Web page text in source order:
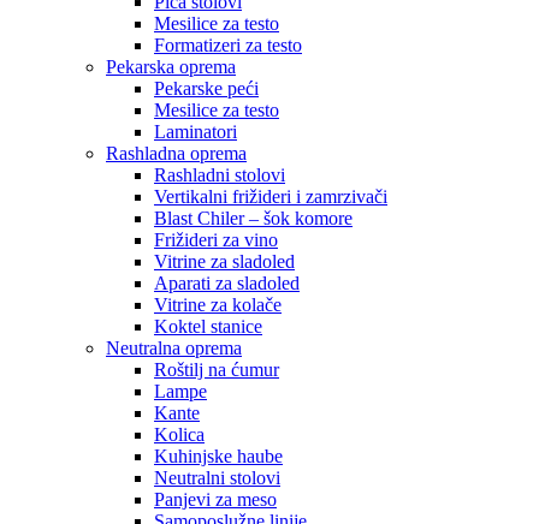
Mesilice za testo
Formatizeri za testo
Pekarska oprema
Pekarske peći
Mesilice za testo
Laminatori
Rashladna oprema
Rashladni stolovi
Vertikalni frižideri i zamrzivači
Blast Chiler – šok komore
Frižideri za vino
Vitrine za sladoled
Aparati za sladoled
Vitrine za kolače
Koktel stanice
Neutralna oprema
Roštilj na ćumur
Lampe
Kante
Kolica
Kuhinjske haube
Neutralni stolovi
Panjevi za meso